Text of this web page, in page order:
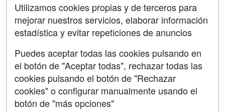
Copyleft
Grupo formazion:
Utilizamos cookies propias y de terceros para
mejorar nuestros servicios, elaborar información
estadística y evitar repeticiones de anuncios
Puedes aceptar todas las cookies pulsando en
el botón de "Aceptar todas", rechazar todas las
cookies pulsando el botón de "Rechazar
cookies" o configurar manualmente usando el
botón de "más opciones"